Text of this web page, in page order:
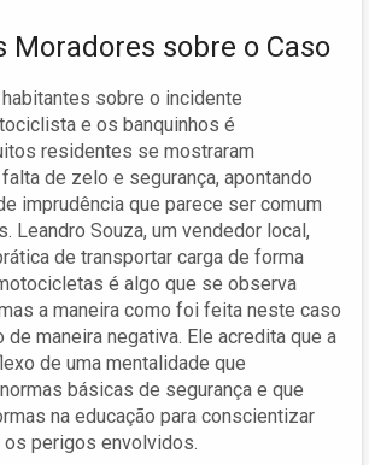
Moradores sobre o Caso
sobre o incidente
e os banquinhos é
residentes se mostraram
de zelo e segurança, apontando
imprudência que parece ser comum
Leandro Souza, um vendedor local,
de transportar carga de forma
é algo que se observa
a maneira como foi feita neste caso
de maneira negativa. Ele acredita que a
de uma mentalidade que
básicas de segurança e que
na educação para conscientizar
perigos envolvidos.